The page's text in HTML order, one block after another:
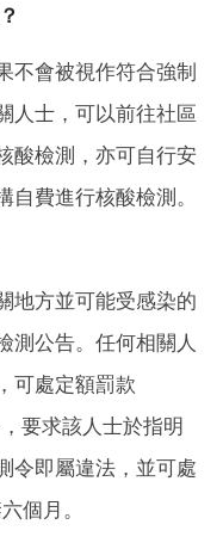
不會被視作符合強制
人士，可以前往社區
酸檢測，亦可自行安
費進行核酸檢測。
地方並可能受感染的
測公告。任何相關人
可處定額罰款
要求該人士於指明
令即屬違法，並可處
個月。